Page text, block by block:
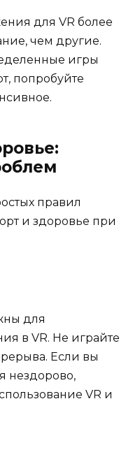
для VR более
чем другие.
игры
попробуйте
правил
и здоровье при
для
в VR. Не играйте
Если вы
нездорово,
VR и